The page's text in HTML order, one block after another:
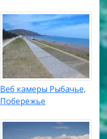
Веб камеры Рыбачье,
Побережье